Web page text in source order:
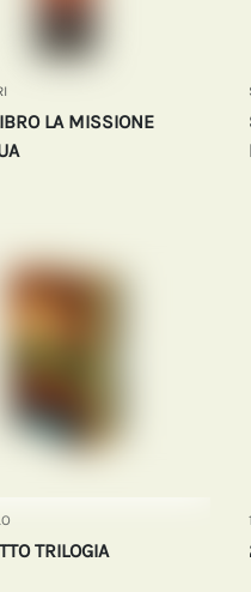
LA MISSIONE
TRILOGIA